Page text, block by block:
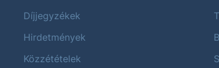
Díjjegyzékek
Hirdetmények
Közzétételek